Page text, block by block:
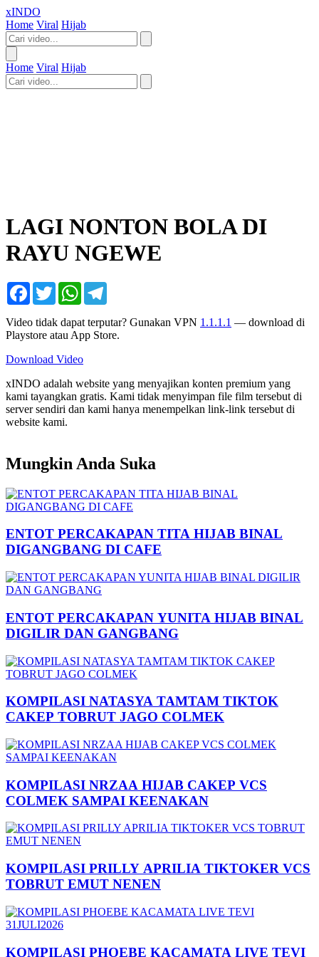
xINDO
Home Viral Hijab
Home Viral Hijab
LAGI NONTON BOLA DI
RAYU NGEWE
Facebook
TwitterWhatsApp
Video tidak dapat terputar? Gunakan VPN 1.1.1.1 — download di
Playstore atau App Store.
Download Video
xINDO adalah website yang menyajikan konten premium yang
kami tayangkan gratis. Kami tidak menyimpan file film tersebut di
server sendiri dan kami hanya menempelkan link-link tersebut di
website kami.
Mungkin Anda Suka
ENTOT PERCAKAPAN TITA HIJAB BINAL
DIGANGBANG DI CAFE
ENTOT PERCAKAPAN YUNITA HIJAB BINAL
DIGILIR DAN GANGBANG
KOMPILASI NATASYA TAMTAM TIKTOK
CAKEP TOBRUT JAGO COLMEK
KOMPILASI NRZAA HIJAB CAKEP VCS
COLMEK SAMPAI KEENAKAN
KOMPILASI PRILLY APRILIA TIKTOKER VCS
TOBRUT EMUT NENEN
KOMPILASI PHOEBE KACAMATA LIVE TEVI